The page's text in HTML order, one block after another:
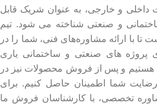
داخلی و خارجی، به عنوان شریک قابل
و صنعتی شناخته می شود. تیم
تا با ارائه مشاوره‌های فنی، شما را در
پروژه های صنعتی و ساختمانی یاری
هستیم و پس از فروش محصولات نیز در
رضایت شما اطمینان حاصل کنیم. برای
تخصصی، با کارشناسان فروش ما